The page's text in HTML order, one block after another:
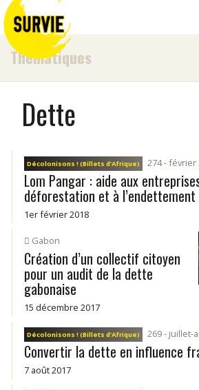
Thématiques
Dette
Décolonisons ! (Billets d’Afrique) 274 - février
Lom Pangar : aide aux
déforestation et à l’endettement
1er février 2018
Gabon
Création d’un collectif citoyen
pour un audit de la dette
gabonaise
15 décembre 2017
Décolonisons ! (Billets d’Afrique) 269 - juillet-
Convertir la dette en influence
7 août 2017